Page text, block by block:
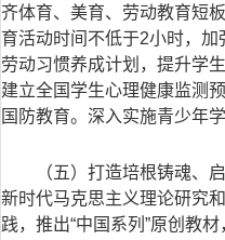
齐体育、美育、劳动教育短
育活动时间不低于2小时，加
劳动习惯养成计划，提升学
建立全国学生心理健康监测
国防教育。深入实施青少年
（五）打造培根铸魂、
新时代马克思主义理论研究
践，推出“中国系列”原创教